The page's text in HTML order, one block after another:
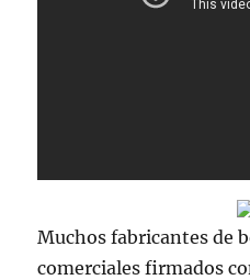
Muchos fabricantes de
comerciales firmados